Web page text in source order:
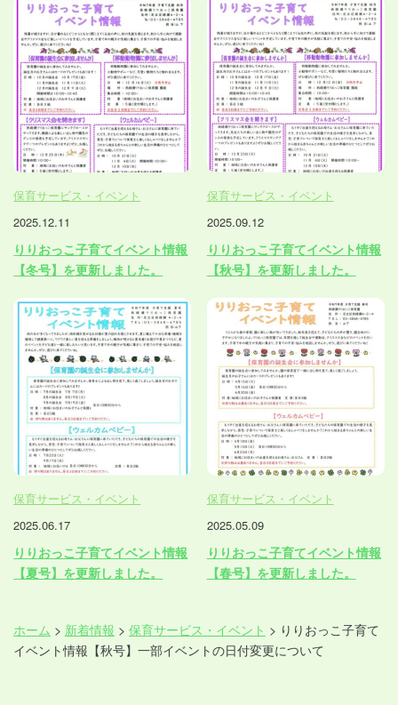
保育サービス・イベント
2025.12.11
りりおっこ子育てイベント情報
【冬号】を更新しました。
保育サービス・イベント
2025.09.12
りりおっこ子育てイベント情報
【秋号】を更新しました。
保育サービス・イベント
2025.06.17
りりおっこ子育てイベント情報
【夏号】を更新しました。
保育サービス・イベント
2025.05.09
りりおっこ子育てイベント情報
【春号】を更新しました。
ホーム > 新着情報 > 保育サービス・イベント > りりおっこ子育て
イベント情報【秋号】一部イベントの日付変更について